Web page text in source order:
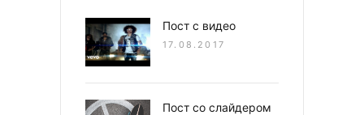
Пост с видео
17.08.2017
Пост со слайдером